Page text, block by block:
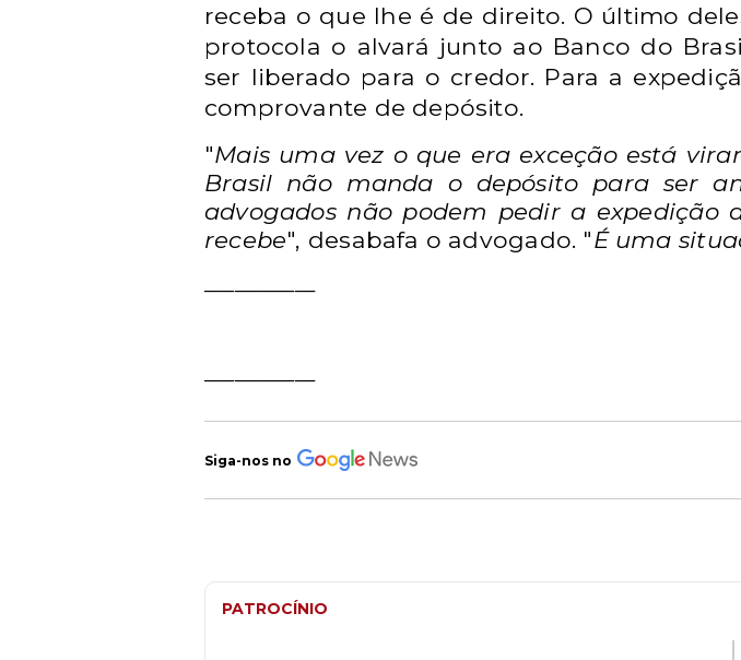
receba o que lhe é de direito. O último
protocola o alvará junto ao Banco do
ser liberado para o credor. Para a
comprovante de depósito.
"Mais uma vez o que era exceção está
Brasil não manda o depósito para ser
advogados não podem pedir a
recebe", desabafa o advogado. "É uma
Siga-nos no
PATROCÍNIO